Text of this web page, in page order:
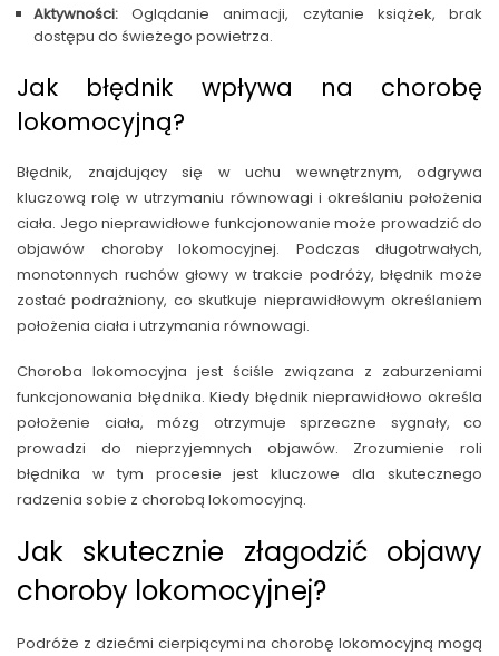
Aktywności: Oglądanie animacji, czytanie książek, brak
dostępu do świeżego powietrza.
Jak błędnik wpływa na chorobę
lokomocyjną?
Błędnik, znajdujący się w uchu wewnętrznym, odgrywa
kluczową rolę w utrzymaniu równowagi i określaniu położenia
ciała. Jego nieprawidłowe funkcjonowanie może prowadzić do
objawów choroby lokomocyjnej. Podczas długotrwałych,
monotonnych ruchów głowy w trakcie podróży, błędnik może
zostać podrażniony, co skutkuje nieprawidłowym określaniem
położenia ciała i utrzymania równowagi.
Choroba lokomocyjna jest ściśle związana z zaburzeniami
funkcjonowania błędnika. Kiedy błędnik nieprawidłowo określa
położenie ciała, mózg otrzymuje sprzeczne sygnały, co
prowadzi do nieprzyjemnych objawów. Zrozumienie roli
błędnika w tym procesie jest kluczowe dla skutecznego
radzenia sobie z chorobą lokomocyjną.
Jak skutecznie złagodzić objawy
choroby lokomocyjnej?
Podróże z dziećmi cierpiącymi na chorobę lokomocyjną mogą